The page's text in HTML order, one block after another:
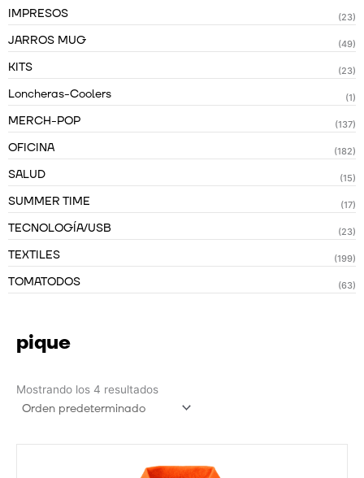
IMPRESOS (23)
JARROS MUG (49)
KITS (23)
Loncheras-Coolers (1)
MERCH-POP (137)
OFICINA (182)
SALUD (15)
SUMMER TIME (17)
TECNOLOGÍA/USB (23)
TEXTILES (199)
TOMATODOS (63)
pique
Mostrando los 4 resultados